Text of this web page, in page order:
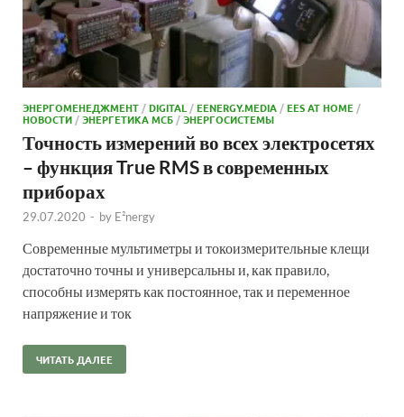
ЭНЕРГОМЕНЕДЖМЕНТ /DIGITAL /EENERGY.MEDIA /EES AT HOME /
НОВОСТИ /ЭНЕРГЕТИКА МСБ /ЭНЕРГОСИСТЕМЫ
Точность измерений во всех электросетях
– функция True RMS в современных
приборах
29.07.2020 - by E²nergy
Современные мультиметры и токоизмерительные клещи
достаточно точны и универсальны и, как правило,
способны измерять как постоянное, так и переменное
напряжение и ток
ЧИТАТЬ ДАЛЕЕ